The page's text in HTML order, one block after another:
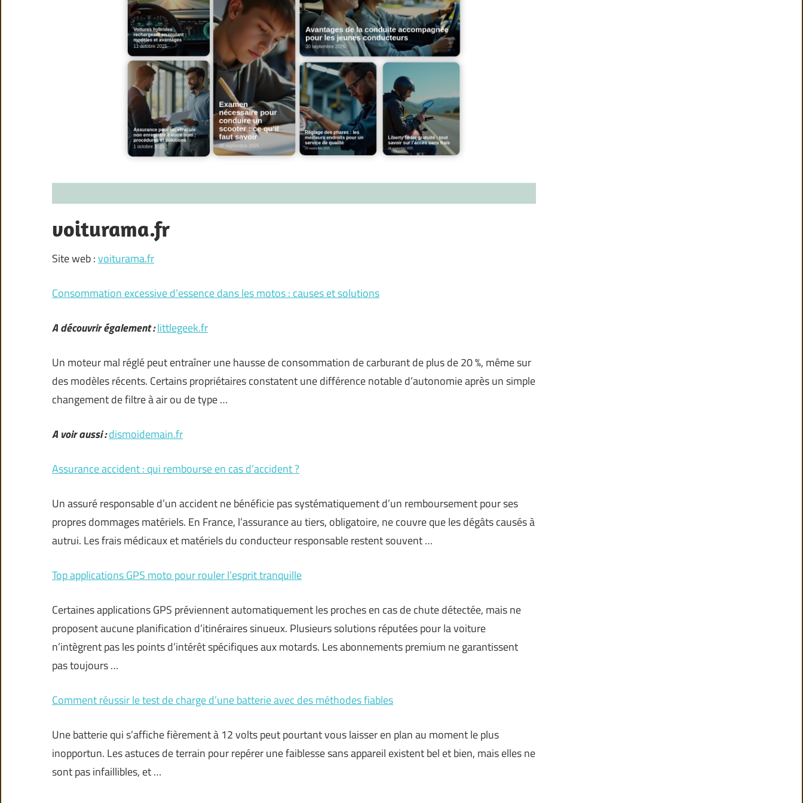
voiturama.fr
Site web :voiturama.fr
Consommation excessive d’essence dans les motos : causes et solutions
A découvrir également :littlegeek.fr
Un moteur mal réglé peut entraîner une hausse de consommation de carburant de plus de 20 %, même sur
des modèles récents. Certains propriétaires constatent une différence notable d’autonomie après un simple
changement de filtre à air ou de type …
A voir aussi :dismoidemain.fr
Assurance accident : qui rembourse en cas d’accident ?
Un assuré responsable d’un accident ne bénéficie pas systématiquement d’un remboursement pour ses
propres dommages matériels. En France, l’assurance au tiers, obligatoire, ne couvre que les dégâts causés à
autrui. Les frais médicaux et matériels du conducteur responsable restent souvent …
Top applications GPS moto pour rouler l’esprit tranquille
Certaines applications GPS préviennent automatiquement les proches en cas de chute détectée, mais ne
proposent aucune planification d’itinéraires sinueux. Plusieurs solutions réputées pour la voiture
n’intègrent pas les points d’intérêt spécifiques aux motards. Les abonnements premium ne garantissent
pas toujours …
Comment réussir le test de charge d’une batterie avec des méthodes fiables
Une batterie qui s’affiche fièrement à 12 volts peut pourtant vous laisser en plan au moment le plus
inopportun. Les astuces de terrain pour repérer une faiblesse sans appareil existent bel et bien, mais elles ne
sont pas infaillibles, et …